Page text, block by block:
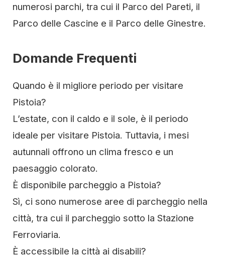
numerosi parchi, tra cui il Parco del Pareti, il
Parco delle Cascine e il Parco delle Ginestre.
Domande Frequenti
Quando è il migliore periodo per visitare
Pistoia?
L’estate, con il caldo e il sole, è il periodo
ideale per visitare Pistoia. Tuttavia, i mesi
autunnali offrono un clima fresco e un
paesaggio colorato.
È disponibile parcheggio a Pistoia?
Sì, ci sono numerose aree di parcheggio nella
città, tra cui il parcheggio sotto la Stazione
Ferroviaria.
È accessibile la città ai disabili?